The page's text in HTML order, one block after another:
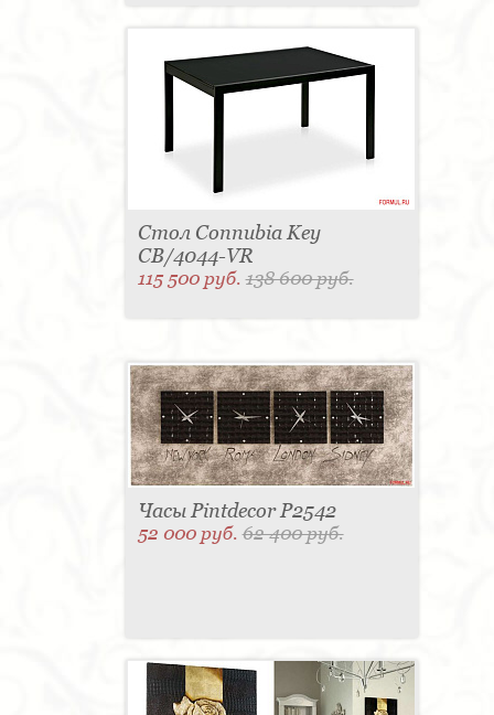
Стол Connubia Key
CB/4044-VR
115 500 руб.138 600 руб.
Часы Pintdecor P2542
52 000 руб.62 400 руб.